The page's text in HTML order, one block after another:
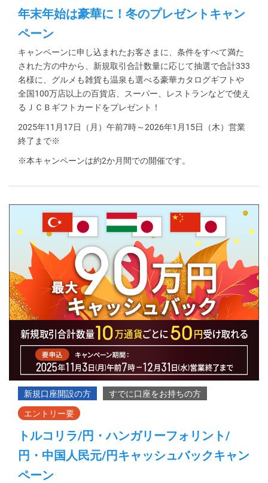
年末年始は豪華に！冬のプレゼントキャン
ペーン
キャンペーンに申し込まれたお客さまに、条件をすべて満た
された方の中から、新規取引合計数量に応じて抽選で合計333
名様に、グルメも雑貨も温泉も選べる豪華カタログギフトや
全国100万店以上の百貨店、スーパー、レストランなどで使え
るＪＣＢギフトカードをプレゼント！
2025年11月17日（月）午前7時～2026年1月15日（木）営業
終了まで※
※本キャンペーンは約2か月間での開催です。
トルコリラ/円・ハンガリーフォリント/
円・中国人民元/円キャッシュバックキャン
ペーン